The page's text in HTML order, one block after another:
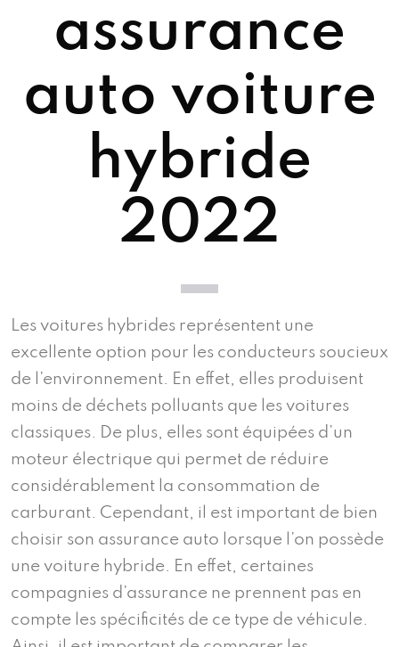
assurance
auto voiture
hybride
2022
Les voitures hybrides représentent une
excellente option pour les conducteurs soucieux
de l’environnement. En effet, elles produisent
moins de déchets polluants que les voitures
classiques. De plus, elles sont équipées d’un
moteur électrique qui permet de réduire
considérablement la consommation de
carburant. Cependant, il est important de bien
choisir son assurance auto lorsque l’on possède
une voiture hybride. En effet, certaines
compagnies d’assurance ne prennent pas en
compte les spécificités de ce type de véhicule.